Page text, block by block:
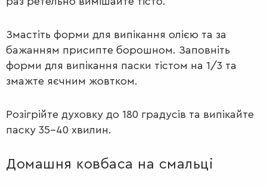
Змастіть форми для випікання олією та за
бажанням присипте борошном. Заповніть
форми для випікання паски тістом на 1/3 та
змажте яєчним жовтком.
Розігрійте духовку до 180 градусів та випікайте
паску 35-40 хвилин.
Домашня ковбаса на смальці